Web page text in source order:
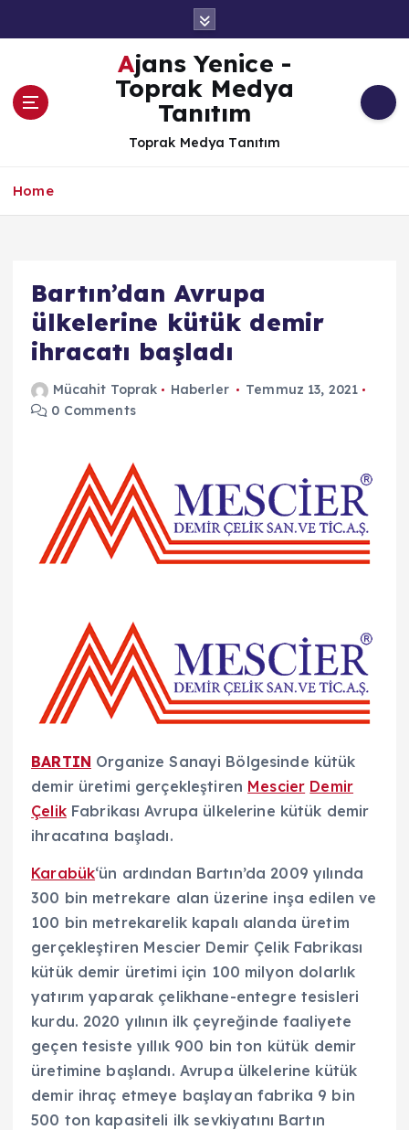
a
Ajans Yenice -
Toprak Medya
Tanıtım
Toprak Medya Tanıtım
Home
Bartın’dan Avrupa
ülkelerine kütük demir
ihracatı başladı
Mücahit Toprak Haberler
Temmuz 13, 2021
0 Comments
BARTIN Organize Sanayi Bölgesinde kütük
demir üretimi gerçekleştiren Mescier Demir
ÇelikFabrikası Avrupa ülkelerine kütük demir
ihracatına başladı.
Karabük‘ün ardından Bartın’da 2009 yılında
300 bin metrekare alan üzerine inşa edilen ve
100 bin metrekarelik kapalı alanda üretim
gerçekleştiren Mescier Demir Çelik Fabrikası
kütük demir üretimi için 100 milyon dolarlık
yatırım yaparak çelikhane-entegre tesisleri
kurdu. 2020 yılının ilk çeyreğinde faaliyete
geçen tesiste yıllık 900 bin ton kütük demir
üretimine başlandı. Avrupa ülkelerine kütük
demir ihraç etmeye başlayan fabrika 9 bin
500 ton kapasiteli ilk sevkiyatını Bartın